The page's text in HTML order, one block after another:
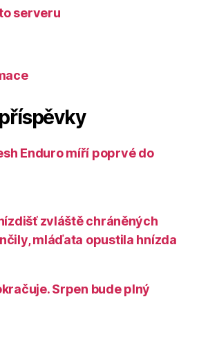
serveru
Enduro míří poprvé do
zvláště chráněných
mláďata opustila hnízda
Srpen bude plný